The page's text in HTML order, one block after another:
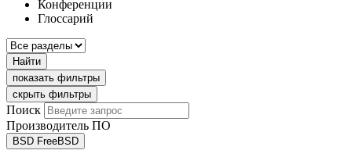
Конференции
Глоссарий
Найти
показать фильтры
скрыть фильтры
Поиск
Производитель ПО
BSD FreeBSD